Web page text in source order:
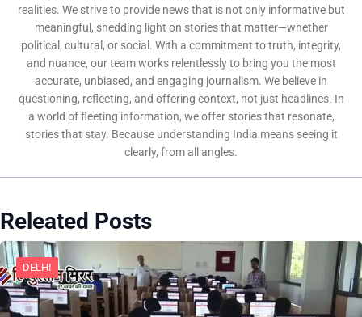
realities. We strive to provide news that is not only informative but
meaningful, shedding light on stories that matter—whether
political, cultural, or social. With a commitment to truth, integrity,
and nuance, our team works relentlessly to bring you the most
accurate, unbiased, and engaging journalism. We believe in
questioning, reflecting, and offering context, not just headlines. In
a world of fleeting information, we offer stories that resonate,
stories that stay. Because understanding India means seeing it
clearly, from all angles.
Releated Posts
DELHI